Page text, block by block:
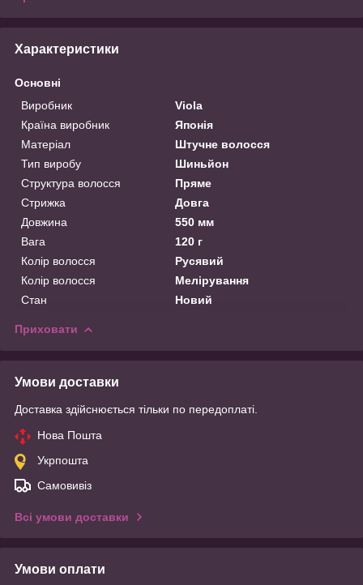
Характеристики
Основні
Виробник
Viola
Країна виробник
Японія
Матеріал
Штучне волосся
Тип виробу
Шиньйон
Структура волосся
Пряме
Стрижка
Довга
Довжина
550 мм
Вага
120 г
Колір волосся
Русявий
Колір волосся
Мелірування
Стан
Новий
Приховати
Умови доставки
Доставка здійснюється тільки по передоплаті.
Нова Пошта
Укрпошта
Самовивіз
Всі умови доставки
Умови оплати